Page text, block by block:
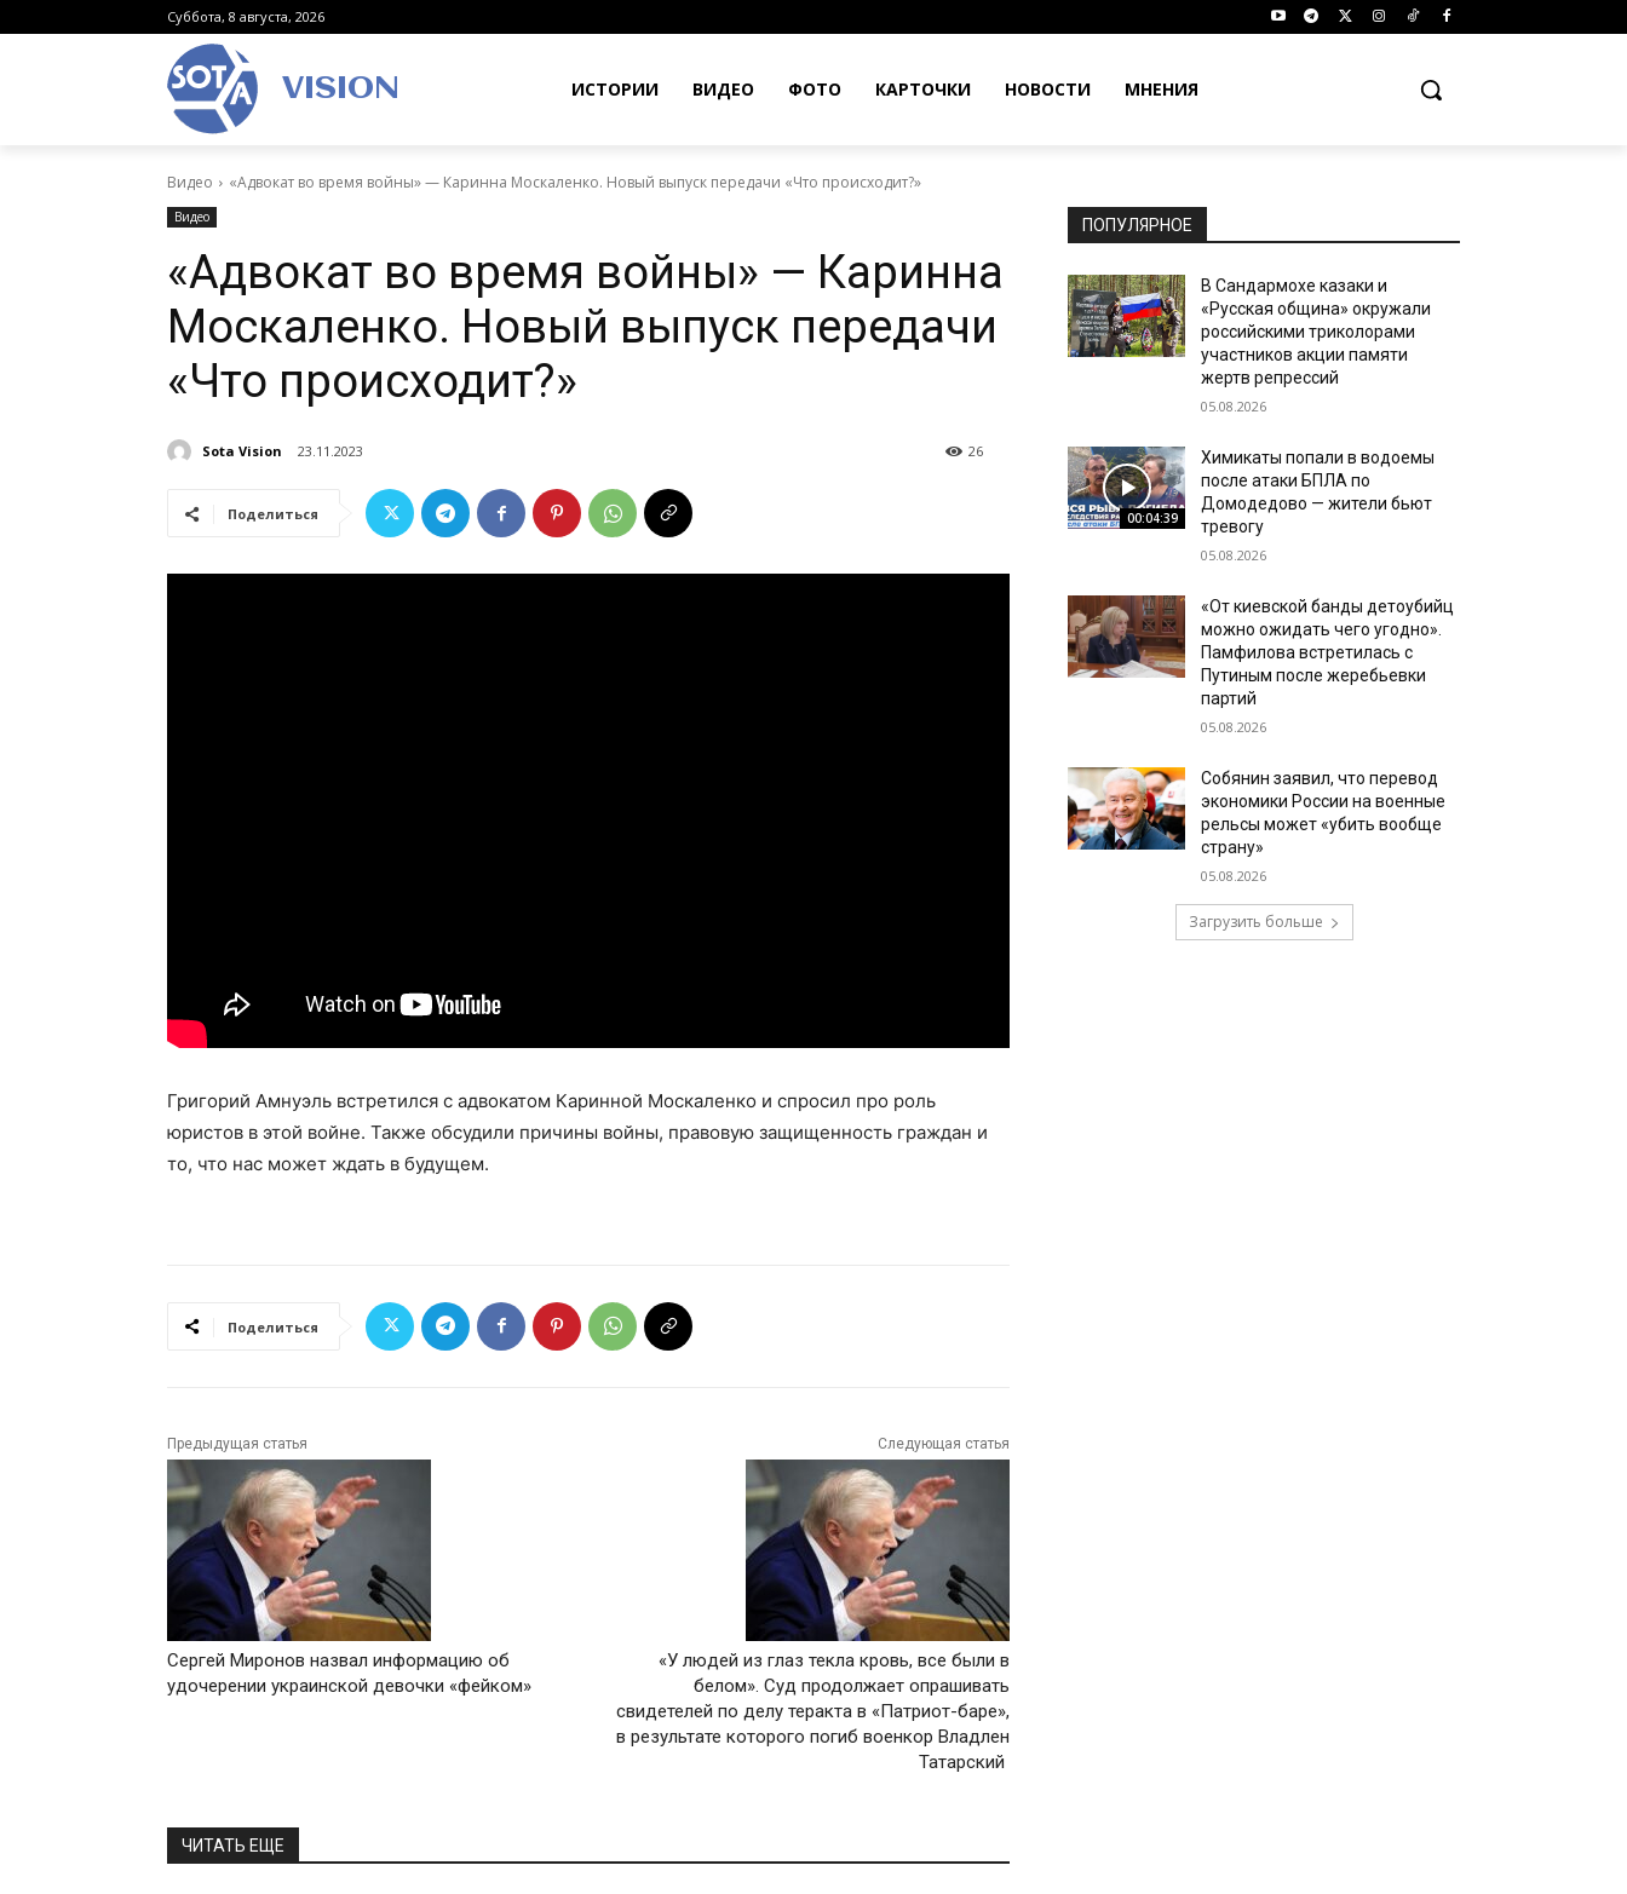
Суббота, 8 августа, 2026
VISION ИСТОРИИ ВИДЕО ФОТО КАРТОЧКИ НОВОСТИ МНЕНИЯ
Видео «Адвокат во время войны» — Каринна Москаленко. Новый выпуск передачи «Что происходит?»
Видео
«Адвокат во время войны» — Каринна
Москаленко. Новый выпуск передачи
«Что происходит?»
Sota Vision 23.11.2023 26
Поделиться
Григорий Амнуэль встретился с адвокатом Каринной Москаленко и спросил про роль
юристов в этой войне. Также обсудили причины войны, правовую защищенность граждан и
то, что нас может ждать в будущем.
Поделиться
Предыдущая статья
Сергей Миронов назвал информацию об
удочерении украинской девочки «фейком»
Следующая статья
«У людей из глаз текла кровь, все были в
белом». Суд продолжает опрашивать
свидетелей по делу теракта в «Патриот-баре»,
в результате которого погиб военкор Владлен
Татарский
ЧИТАТЬ ЕЩЕ
ПОПУЛЯРНОЕ
В Сандармохе казаки и
«Русская община» окружали
российскими триколорами
участников акции памяти
жертв репрессий
05.08.2026
00:04:39
Химикаты попали в водоемы
после атаки БПЛА по
Домодедово — жители бьют
тревогу
05.08.2026
«От киевской банды детоубийц
можно ожидать чего угодно».
Памфилова встретилась с
Путиным после жеребьевки
партий
05.08.2026
Собянин заявил, что перевод
экономики России на военные
рельсы может «убить вообще
страну»
05.08.2026
Загрузить больше